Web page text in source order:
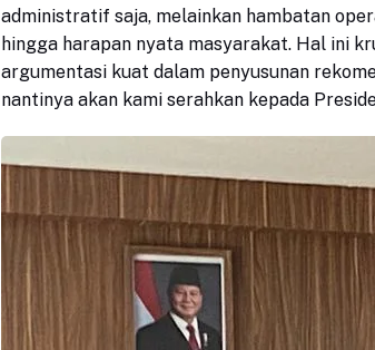
administratif saja, melainkan hambatan
hingga harapan nyata masyarakat. Hal ini
argumentasi kuat dalam penyusunan
nantinya akan kami serahkan kepada